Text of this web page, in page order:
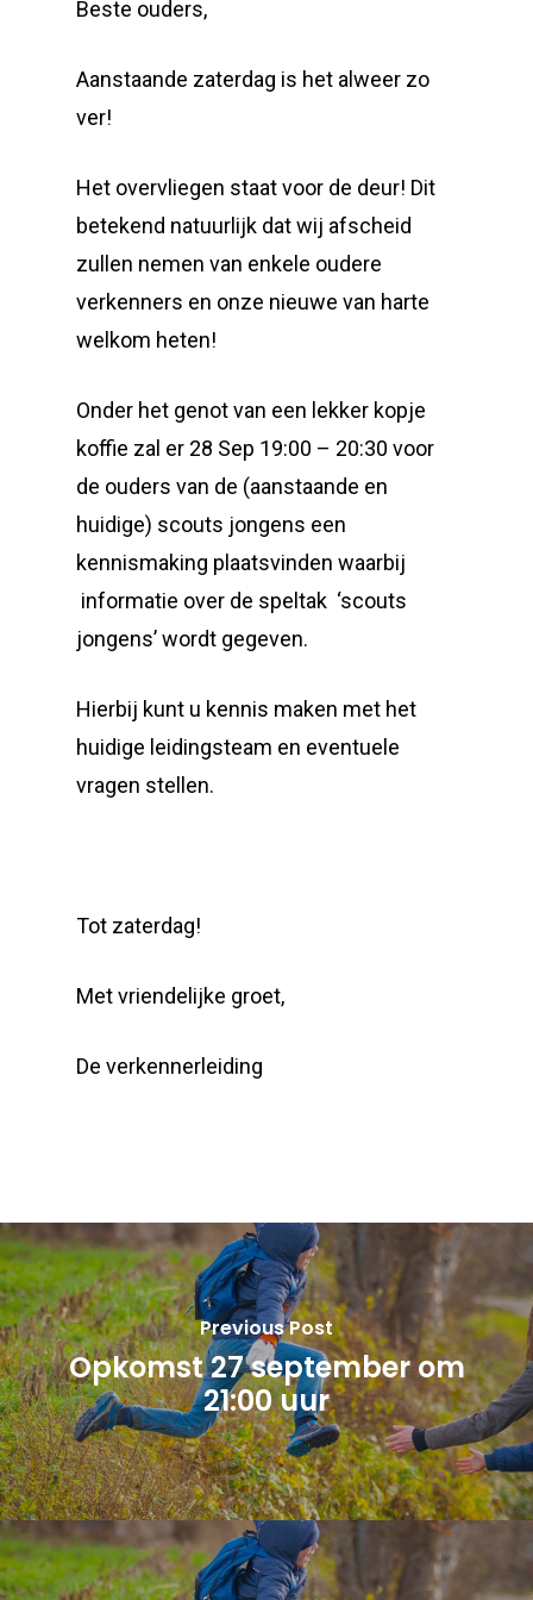
Beste ouders,
Aanstaande zaterdag is het alweer zo
ver!
Het overvliegen staat voor de deur! Dit
betekend natuurlijk dat wij afscheid
zullen nemen van enkele oudere
verkenners en onze nieuwe van harte
welkom heten!
Onder het genot van een lekker kopje
koffie zal er 28 Sep 19:00 – 20:30 voor
de ouders van de (aanstaande en
huidige) scouts jongens een
kennismaking plaatsvinden waarbij
informatie over de speltak ‘scouts
jongens’ wordt gegeven.
Hierbij kunt u kennis maken met het
huidige leidingsteam en eventuele
vragen stellen.
Tot zaterdag!
Met vriendelijke groet,
De verkennerleiding
Previous Post
Opkomst 27 september om
21:00 uur